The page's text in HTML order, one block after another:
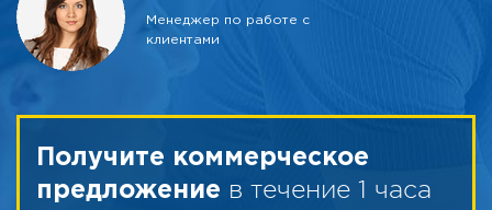
Менеджер по работе с
клиентами
Получите коммерческое
предложение в течение 1 часа